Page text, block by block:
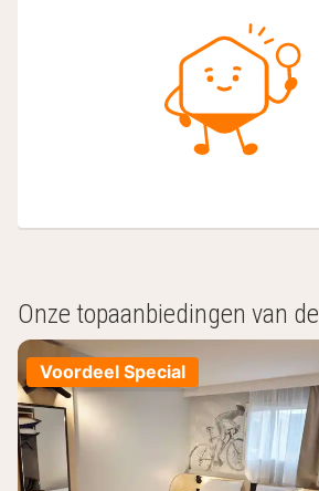
Onze topaanbiedingen van
Voordeel Special